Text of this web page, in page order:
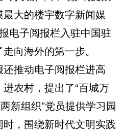
大的楼宇数字新闻媒
电子阅报栏入驻中国驻
向海外的第一步。
推动电子阅报栏进高
农村，提出了“百城万
新组织”党员提供学习园
，围绕新时代文明实践